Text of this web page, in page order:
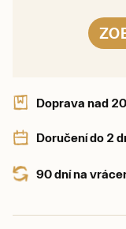
Doprava nad
Doručení do 2
90 dní na